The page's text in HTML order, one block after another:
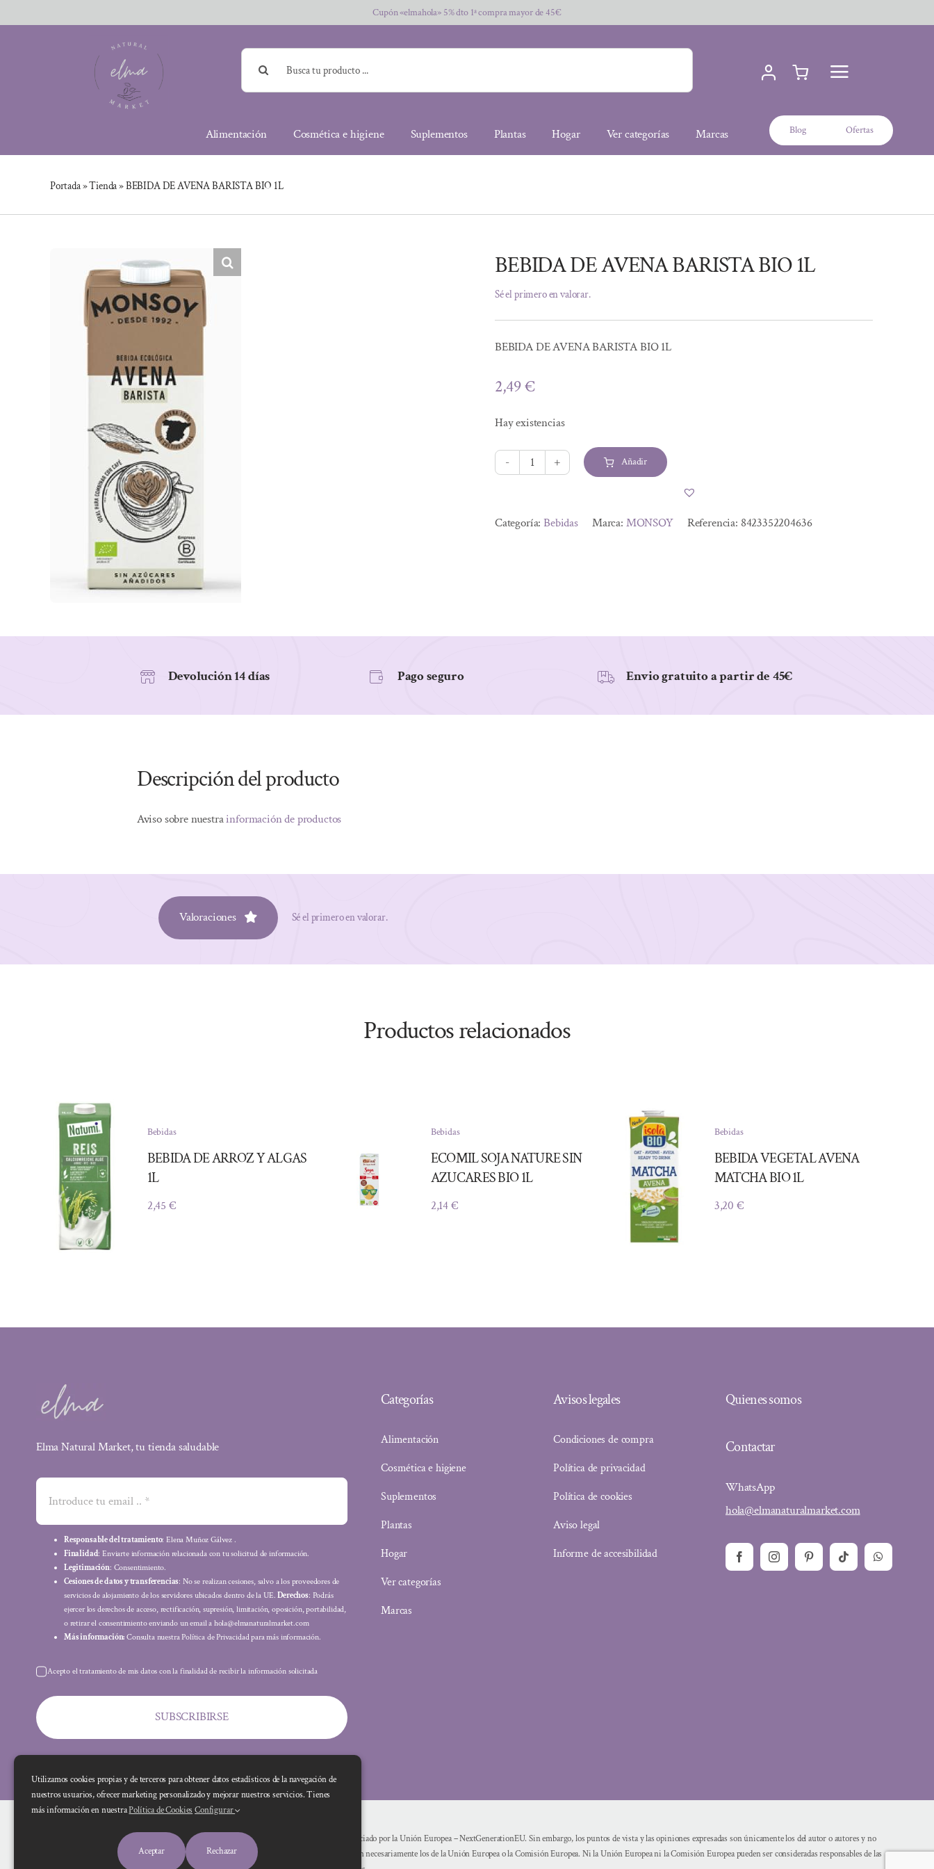
al
Cupón «elmahola» 5% dto 1ª compra mayor de 45€
Buscar:
Alimentación Cosmética e higiene Suplementos Plantas Hogar Ver categorías Marcas Blog Ofertas
Portada»Tienda»BEBIDA DE AVENA BARISTA BIO 1L
BEBIDA DE AVENA BARISTA BIO 1L
Sé el primero en valorar.
BEBIDA DE AVENA BARISTA BIO 1L
2,49€
Hay existencias
BEBIDA
BARISTA
Añadir
Categoría:Bebidas Marca: MONSOY Referencia: 8423352204636
Devolución 14 días Pago seguro Envio gratuito a partir de 45€
Descripción del producto
Aviso sobre nuestrainformación de productos
Valoraciones Sé el primero en valorar.
Productos relacionados
Bebidas
BEBIDA DE ARROZ Y ALGAS
1L
2,45 €
Bebidas
ECOMIL SOJA NATURE SIN
AZUCARES BIO 1L
2,14€
Bebidas
BEBIDA VEGETAL AVENA
MATCHA BIO 1L
3,20 €
Elma Natural Market, tu tienda saludable
Responsable del tratamiento: Elena Muñoz Gálvez .
Finalidad: Enviarte información relacionada con tu solicitud de información.
Legitimación: Consentimiento.
Cesiones de datos y transferencias: No se realizan cesiones, salvo a los proveedores de
servicios de alojamiento de los servidores ubicados dentro de la UE.Derechos: Podrás
ejercer los derechos de acceso, rectificación, supresión, limitación, oposición, portabilidad,
o retirar el consentimiento enviando un email a hola@elmanaturalmarket.com
Más información: Consulta nuestra Política de Privacidad para más información.
Acepto el tratamiento de mis datos con la finalidad de recibir la información solicitada
SUBSCRIBIRSE
Categorías
Alimentación
Cosmética e higiene
Suplementos
Plantas
Hogar
Ver categorías
Marcas
Avisos legales
Condiciones de compra
Política de privacidad
Política de cookies
Aviso legal
Informe de accesibilidad
Quienes somos
Contactar
WhatsApp
hola@elmanaturalmarket.com
Financiado por la Unión Europea – NextGenerationEU. Sin embargo, los puntos de vista y las opiniones expresadas son únicamente los del autor o autores y no
reflejan necesariamente los de la Unión Europea o la Comisión Europea. Ni la Unión Europea ni la Comisión Europea pueden ser consideradas responsables de las
Utilizamos cookies propias y de terceros para obtener datos estadísticos de la navegación de
nuestros usuarios, ofrecer marketing personalizado y mejorar nuestros servicios. Tienes
más información en nuestraPolítica de Cookies Configurar
Aceptar Rechazar